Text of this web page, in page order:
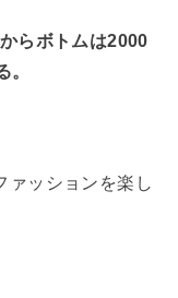
らボトムは2000
。
ァッションを楽し